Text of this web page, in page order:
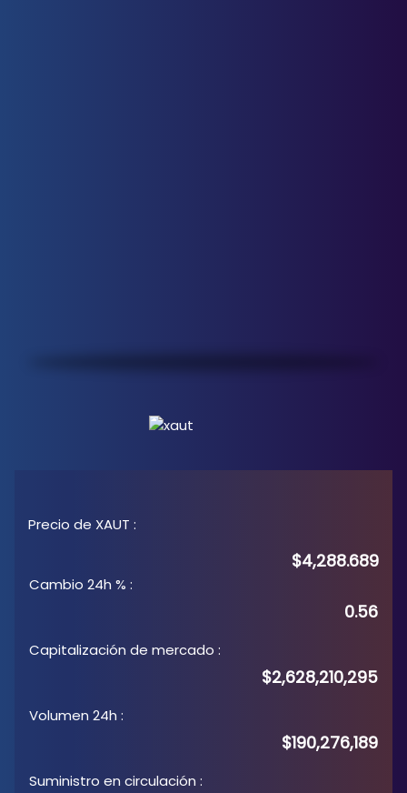
Precio de XAUT :
$4,288.689
Cambio 24h % :
0.56
Capitalización de mercado :
$2,628,210,295
Volumen 24h :
$190,276,189
Suministro en circulación :